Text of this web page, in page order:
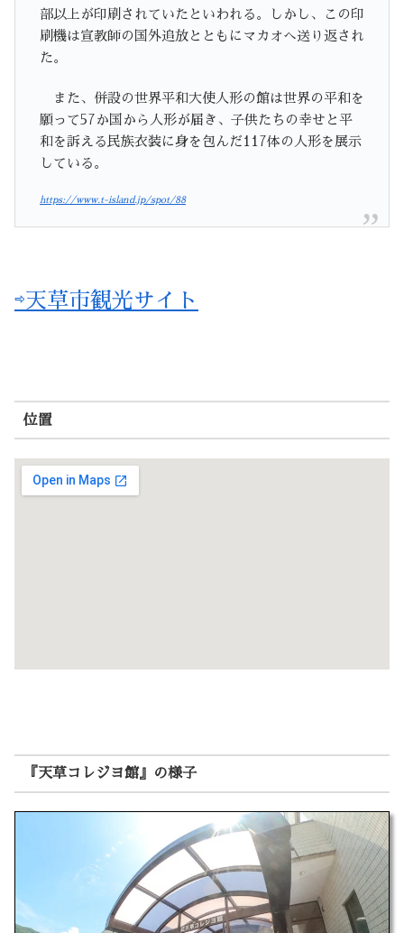
部以上が印刷されていたといわれる。しかし、この印
刷機は宣教師の国外追放とともにマカオへ送り返され
た。
また、併設の世界平和大使人形の館は世界の平和を
願って57か国から人形が届き、子供たちの幸せと平
和を訴える民族衣装に身を包んだ117体の人形を展示
している。
https://www.t-island.jp/spot/88
⇨天草市観光サイト
位置
『天草コレジヨ館』の様子